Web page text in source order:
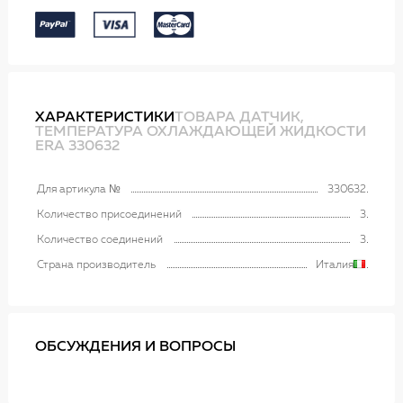
ХАРАКТЕРИСТИКИТОВАРА ДАТЧИК,
ТЕМПЕРАТУРА ОХЛАЖДАЮЩЕЙ ЖИДКОСТИ
ERA 330632
Для артикула № 330632
Количество присоединений 3
Количество соединений 3
Страна производитель Италия
ОБСУЖДЕНИЯ И ВОПРОСЫ